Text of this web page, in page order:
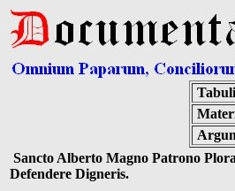
Sancto Alberto Magno Patrono
Defendere Digneris.